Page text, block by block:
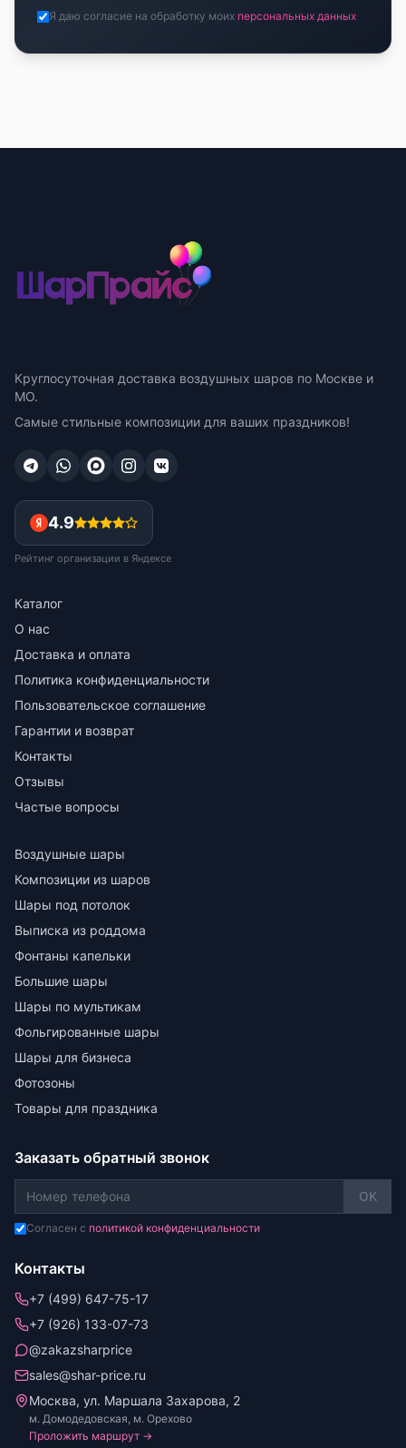
Я даю согласие на обработку моих персональных данных
Круглосуточная доставка воздушных шаров по Москве и
МО.
Самые стильные композиции для ваших праздников!
4.9
Рейтинг организации в Яндексе
Каталог
О нас
Доставка и оплата
Политика конфиденциальности
Пользовательское соглашение
Гарантии и возврат
Контакты
Отзывы
Частые вопросы
Воздушные шары
Композиции из шаров
Шары под потолок
Выписка из роддома
Фонтаны капельки
Большие шары
Шары по мультикам
Фольгированные шары
Шары для бизнеса
Фотозоны
Товары для праздника
Заказать обратный звонок
OK
Согласен с политикой конфиденциальности
Контакты
+7 (499) 647-75-17
+7 (926) 133-07-73
@zakazsharprice
sales@shar-price.ru
Москва, ул. Маршала Захарова, 2
м. Домодедовская, м. Орехово
Проложить маршрут →